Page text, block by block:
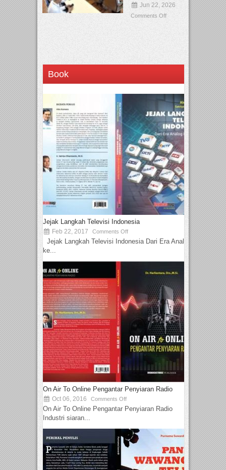
Jun 22, 2026
Comments Off
Book
Jejak Langkah Televisi Indonesia
Feb 22, 2017 Comments Off
Jejak Langkah Televisi Indonesia Dari Era Analog
ke...
On Air To Online Pengantar Penyiaran Radio
Oct 06, 2016 Comments Off
On Air To Online Pengantar Penyiaran Radio
Industri siaran...